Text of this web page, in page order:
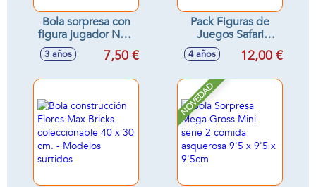
Bola sorpresa con
figura jugador NBA
9'5x9'5x9'5cm -
Modelos surtidos
3 años 7,50 €
Pack Figuras de
Juegos Safari
Littlest Pet Shop
17,8x20,32x6,35
surtidos
4 años 12,00 €
NOVEDAD